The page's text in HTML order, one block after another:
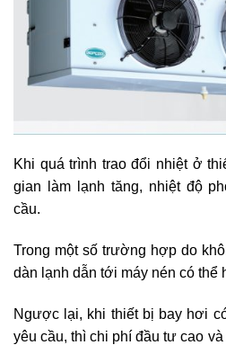
Khi quá trình trao đổi nhiệt ở
gian làm lạnh tăng, nhiệt độ
cầu.
Trong một số trường hợp do
dàn lạnh dẫn tới máy nén có thể
Ngược lại, khi thiết bị bay hơi
yêu cầu, thì chi phí đầu tư cao